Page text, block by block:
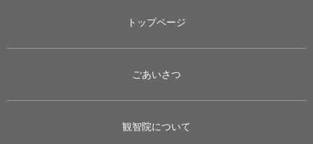
トップページ
ごあいさつ
観智院について